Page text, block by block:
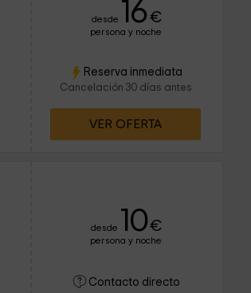
desde 16 €
persona y noche
Reserva inmediata
Cancelación 30 días antes
VER OFERTA
desde 10€
persona y noche
Contacto directo